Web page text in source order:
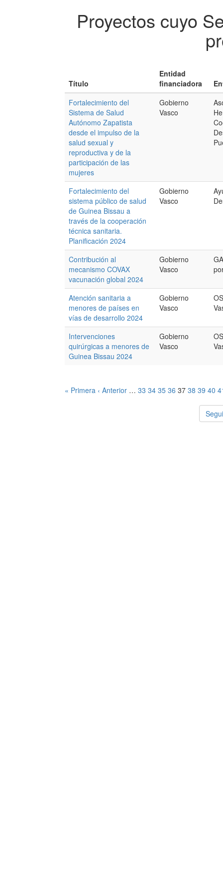
Proyectos cuyo
Título
Entidad
financiadora
Fortalecimiento del
Sistema de Salud
Autónomo Zapatista
desde el impulso de la
salud sexual y
reproductiva y de la
participación de las
mujeres
Gobierno
Vasco
Fortalecimiento del
sistema público de salud
de Guinea Bissau a
través de la cooperación
técnica sanitaria.
Planificación 2024
Gobierno
Vasco
Contribución al
mecanismo COVAX
vacunación global 2024
Gobierno
Vasco
Atención sanitaria a
menores de países en
vías de desarrollo 2024
Gobierno
Vasco
Intervenciones
quirúrgicas a menores de
Guinea Bissau 2024
Gobierno
Vasco
« Primera ‹ Anterior … 33 34 35 36 37 38 39 40